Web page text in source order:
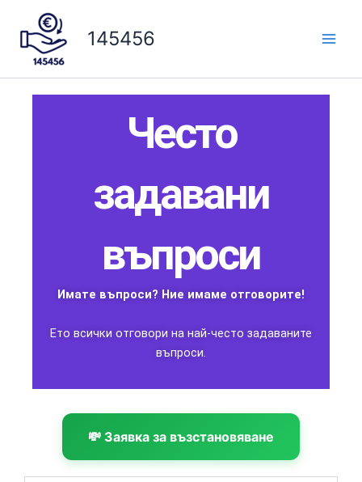
contenu
145456
Често
задавани
въпроси
Имате въпроси? Ние имаме отговорите!
Ето всички отговори на най-често задаваните
въпроси.
💸 Заявка за възстановяване